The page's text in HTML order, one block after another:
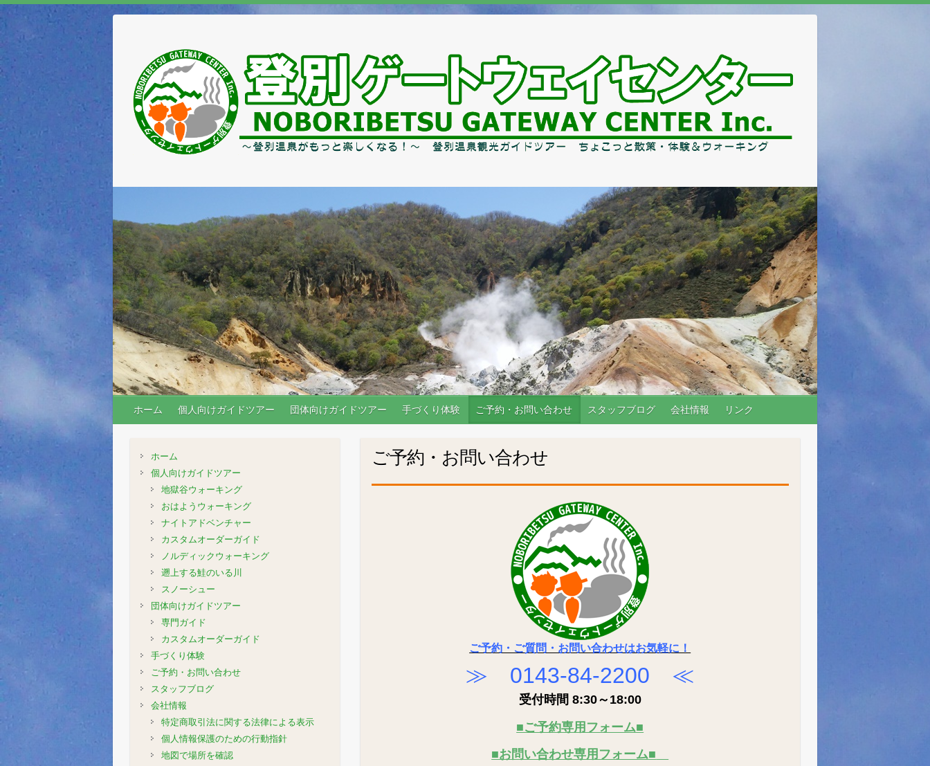
ホーム 個人向けガイドツアー 団体向けガイドツアー 手づくり体験 ご予約・お問い合わせ スタッフブログ 会社情報 リンク
ご予約・お問い合わせ
ご予約・ご質問・お問い合わせはお気軽に！
≫ 0143-84-2200 ≪
受付時間 8:30～18:00
■ご予約専用フォーム■
■お問い合わせ専用フォーム■
ホーム
個人向けガイドツアー
地獄谷ウォーキング
おはようウォーキング
ナイトアドベンチャー
カスタムオーダーガイド
ノルディックウォーキング
遡上する鮭のいる川
スノーシュー
団体向けガイドツアー
専門ガイド
カスタムオーダーガイド
手づくり体験
ご予約・お問い合わせ
スタッフブログ
会社情報
特定商取引法に関する法律による表示
個人情報保護のための行動指針
地図で場所を確認